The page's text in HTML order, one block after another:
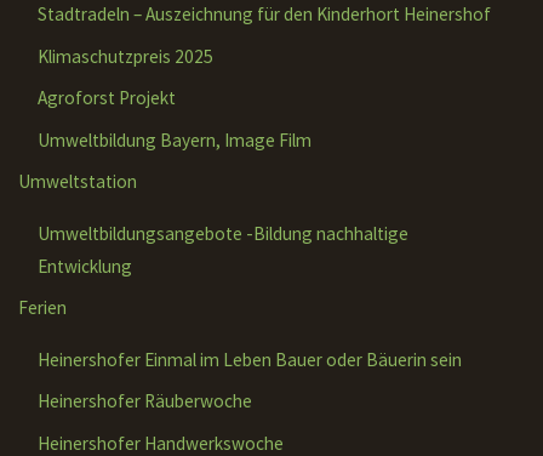
Stadtradeln – Auszeichnung für den Kinderhort Heinershof
Klimaschutzpreis 2025
Agroforst Projekt
Umweltbildung Bayern, Image Film
Umweltstation
Umweltbildungsangebote -Bildung nachhaltige
Entwicklung
Ferien
Heinershofer Einmal im Leben Bauer oder Bäuerin sein
Heinershofer Räuberwoche
Heinershofer Handwerkswoche